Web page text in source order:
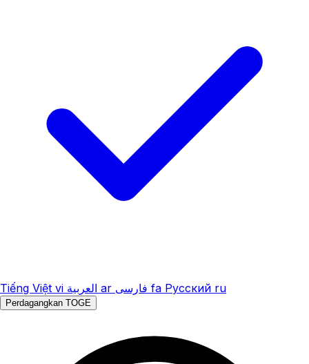
Tiếng Việt vi العربية ar فارسی fa Русский ru
Perdagangkan TOGE